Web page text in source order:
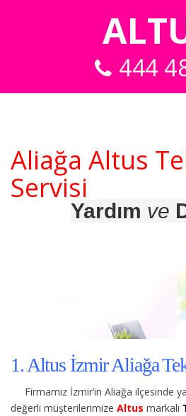
444
Aliağa Altus
Servisi
Yardım ve
1. Altus İzmir Aliağa
Firmamız İzmir’in Aliağa ilçesinde
değerli müşterilerimize Altus markalı